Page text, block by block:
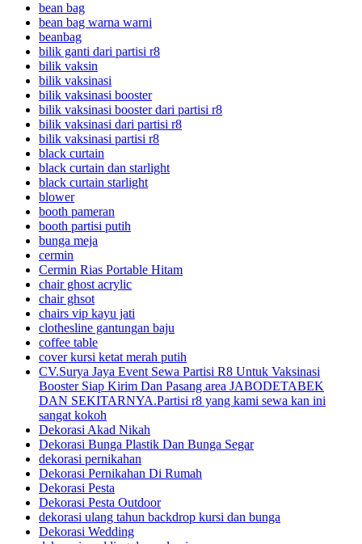
bean bag
bean bag warna warni
beanbag
bilik ganti dari partisi r8
bilik vaksin
bilik vaksinasi
bilik vaksinasi booster
bilik vaksinasi booster dari partisi r8
bilik vaksinasi dari partisi r8
bilik vaksinasi partisi r8
black curtain
black curtain dan starlight
black curtain starlight
blower
booth pameran
booth partisi putih
bunga meja
cermin
Cermin Rias Portable Hitam
chair ghost acrylic
chair ghsot
chairs vip kayu jati
clothesline gantungan baju
coffee table
cover kursi ketat merah putih
CV.Surya Jaya Event Sewa Partisi R8 Untuk Vaksinasi
Booster Siap Kirim Dan Pasang area JABODETABEK
DAN SEKITARNYA.Partisi r8 yang kami sewa kan ini
sangat kokoh
Dekorasi Akad Nikah
Dekorasi Bunga Plastik Dan Bunga Segar
dekorasi pernikahan
Dekorasi Pernikahan Di Rumah
Dekorasi Pesta
Dekorasi Pesta Outdoor
dekorasi ulang tahun backdrop kursi dan bunga
Dekorasi Wedding